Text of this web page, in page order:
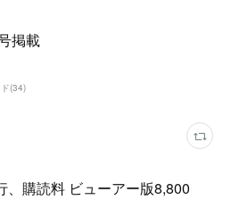
掲載
(34)
、購読料 ビューアー版8,800